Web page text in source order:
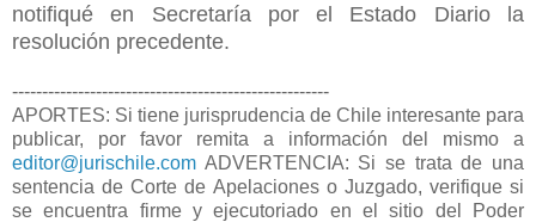
notifiqué en Secretaría por el Estado Diario la
resolución precedente.
-----------------------------------------------------
APORTES: Si tiene jurisprudencia de Chile interesante para
publicar, por favor remita a información del mismo a
editor@jurischile.com ADVERTENCIA: Si se trata de una
sentencia de Corte de Apelaciones o Juzgado, verifique si
se encuentra firme y ejecutoriado en el sitio del Poder